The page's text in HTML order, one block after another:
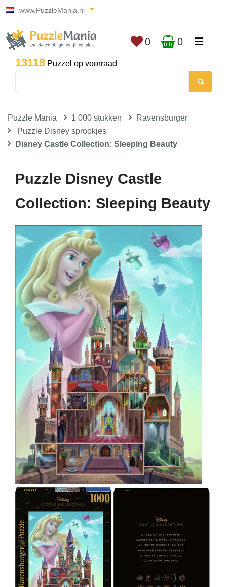
www.PuzzleMania.nl
13118 Puzzel op voorraad
0 0
Puzzle Mania 1 000 stukken
Ravensburger
Puzzle Disney sprookjes
Disney Castle Collection: Sleeping Beauty
Puzzle Disney Castle
Collection: Sleeping Beauty